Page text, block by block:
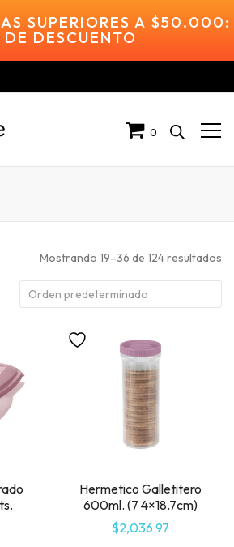
SUPERIORES A $50.000:
DE DESCUENTO
0
Mostrando 19–36 de 124 resultados
Hermetico Galletitero
600ml. (7 4×18.7cm)
$2,036.97